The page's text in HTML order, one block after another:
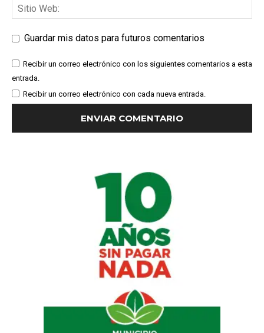
Guardar mis datos para futuros comentarios
Recibir un correo electrónico con los siguientes comentarios a esta
entrada.
Recibir un correo electrónico con cada nueva entrada.